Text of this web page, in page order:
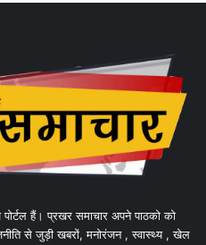
पोर्टल हैं। प्रखर समाचार अपने पाठको को
से जुड़ी खबरों, मनोरंजन , स्वास्थ्य , खेल